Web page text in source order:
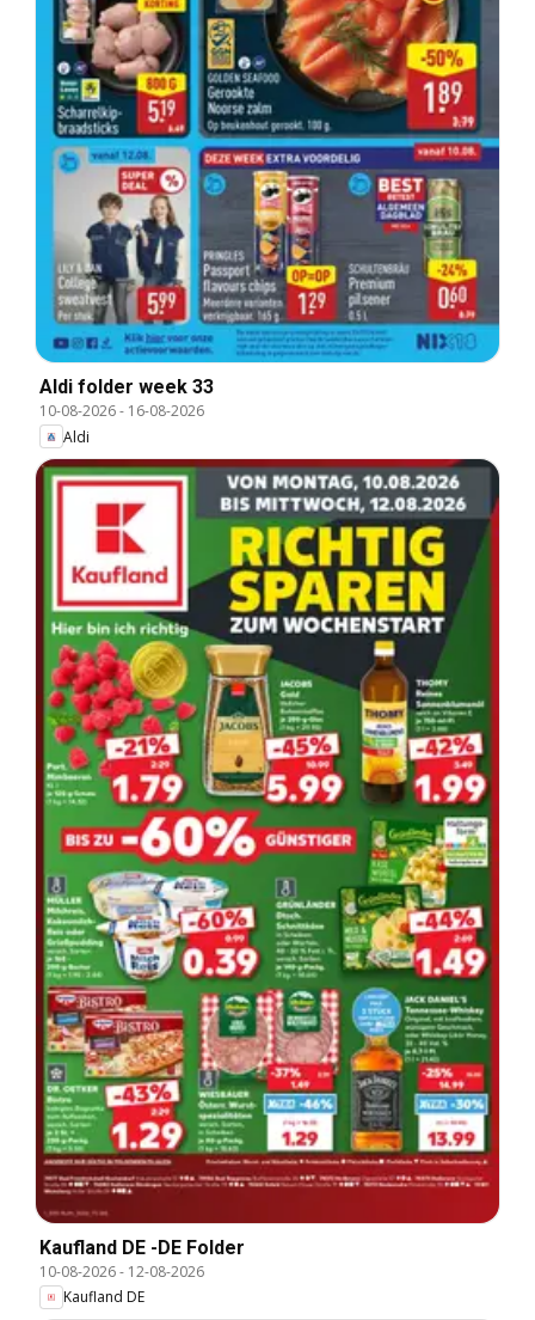
Aldi folder week 33
10-08-2026- 16-08-2026
Aldi
Kaufland DE -DE Folder
10-08-2026- 12-08-2026
Kaufland DE